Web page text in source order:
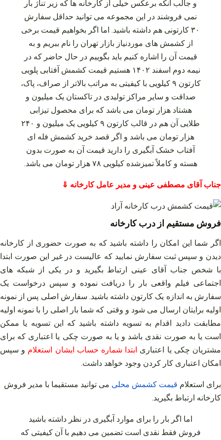
و جالب آنکه برعکس خیلی از کارخانه‌ ها که زیر تناژ بار
نمی‌ فروشند در این مجموعه می‌ توانید حداقل سفارش
۳۰ کارتونی هم داشته باشید. اما اگر بخواهیم قیمت برخی
از کشمش‌ های موردنیاز بازار تهران را نام ببریم و به
قیمت آن را اشاره کنیم باید بگوییم در حال حاضر که در
نیمه دوم اسفند ۱۴۰۲ هستیم قیمت کشمش آفتابی پلویی
کارتون ۹ کیلویی با کیفیتی به مراتب بالاتر از صراف، پاک،
صداقت و سایر مراکز تولیدی در تاکستان یک میلیون و
هشتاد هزار تومان می‌ باشد که برای محصول تیزابی
طلایی آن هم در قالب کارتون ۹ کیلویی یک میلیون و ۲۴۰
هزار تومان می‌ باشد و اگر قصد خرید کشمش فله‌ ای
آفتاب خشک آبگیری را دارید قیمت آن به صورت بدون
هسته و کاملاً تمیزشده کیلویی ۷۸ هزار تومان می‌ باشد.
جناب آقای مصطفی عینی و مدیر عامل کارخانه ⇓
فروش مستقیم از درب کارخانه
اگر شما این امکان را داشته باشید که به صورت حضوری از کارخانه
دیدن و سپس ثبت سفارش نمایید که عالیست در غیر این صورت ابتدا
با شخص جناب آقای عینی ارتباط بگیرید و در یکی از شبکه‌ های
اجتماعی فیلم واقعی بار را دریافت نموده و سپس درخواست یک
سفارش به اندازه یک کارتون داشته باشید. سفارش اصلی پس از نمونه
اولیه برایتان ارسال می‌ شود و وقتی که شما بار اصلی را با نمونه اولیه
مطابقت دادید اقدام به تسویه داشته باشید که این تسویه یا ممکن
است یا به صورت نقدی باشد و یا به صورت چکی یا اعتباری که برای
مشتریان چکی یا اعتباری ابتدا شماره حساب ایشان استعلام و سپس
امکان اعتباری کار کردن وجود خواهد داشت.
برای استعلام قیمت کشمش محلی می توانید مستقیما با مدیر فروش
کارخانه ارتباط بگیرید.
اما اگر بار را برای موارد آبگیری در نظر داشته باشید
فروش فقط نقدی است تضمین می‌ دهیم با آن کیفیتی که